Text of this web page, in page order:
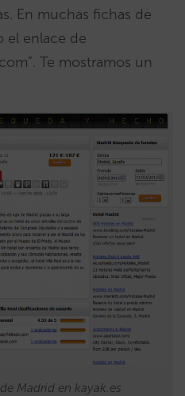
En muchas fichas de
el enlace de
Te mostramos un
Madrid en kayak.es